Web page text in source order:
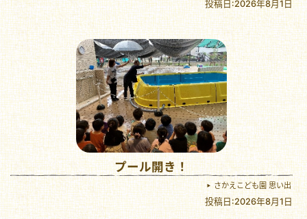
投稿日:2026年8月1日
プール開き！
さかえこども園 思い出
投稿日:2026年8月1日